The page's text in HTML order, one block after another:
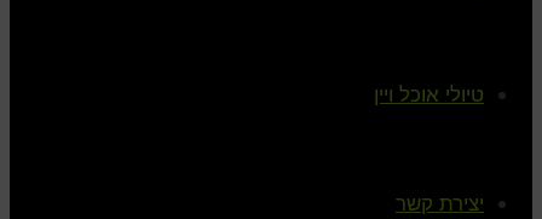
טיולי אוכל ויין
יצירת קשר